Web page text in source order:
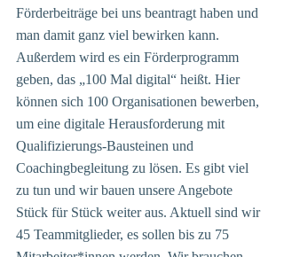
Förderbeiträge bei uns beantragt haben und
man damit ganz viel bewirken kann.
Außerdem wird es ein Förderprogramm
geben, das „100 Mal digital“ heißt. Hier
können sich 100 Organisationen bewerben,
um eine digitale Herausforderung mit
Qualifizierungs-Bausteinen und
Coachingbegleitung zu lösen. Es gibt viel
zu tun und wir bauen unsere Angebote
Stück für Stück weiter aus. Aktuell sind wir
45 Teammitglieder, es sollen bis zu 75